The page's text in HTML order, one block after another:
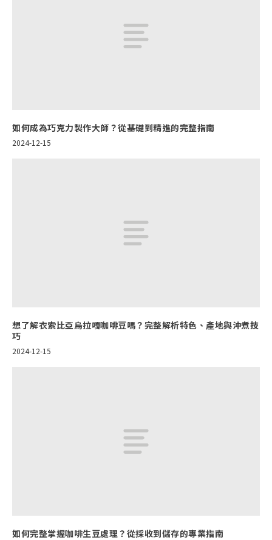
如何成為巧克力製作大師？從基礎到精進的完整指南
2024-12-15
想了解衣索比亞烏拉嘎咖啡豆嗎？完整解析特色、產地與沖煮技
巧
2024-12-15
如何完整掌握咖啡生豆處理？從採收到儲存的專業指南